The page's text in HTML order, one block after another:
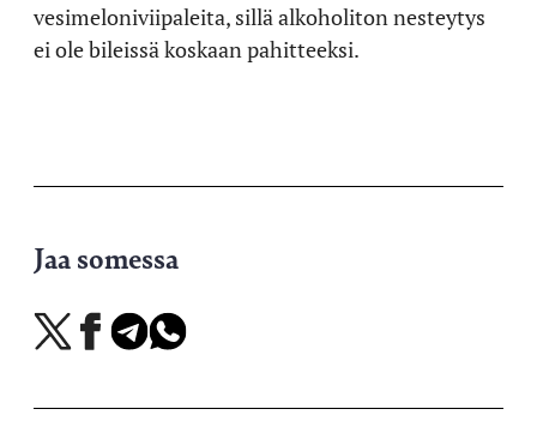
vesimeloniviipaleita, sillä alkoholiton nesteytys
ei ole bileissä koskaan pahitteeksi.
Jaa somessa
Jaa
X-
Jaa
Facebookissa
Jaa
Telegramissa
Jaa
WhatsAppissa